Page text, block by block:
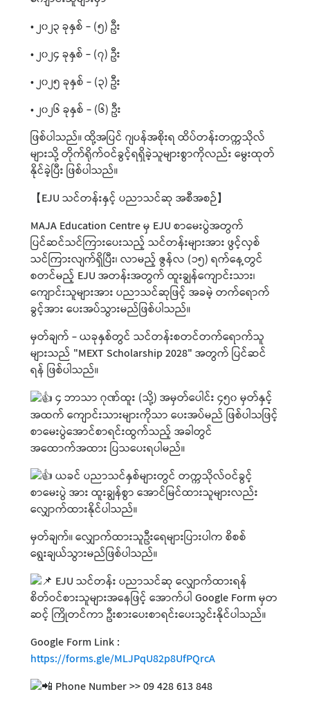
• ၂၀၂၃ ခုနှစ် - (၅) ဦး
• ၂၀၂၄ ခုနှစ် - (၇) ဦး
• ၂၀၂၅ ခုနှစ် - (၃) ဦး
• ၂၀၂၆ ခုနှစ် - (၆) ဦး
ဖြစ်ပါသည်။ ထို့အပြင် ဂျပန်အစိုးရ ထိပ်တန်းတက္ကသိုလ်
များသို့ တိုက်ရိုက်ဝင်ခွင့်ရရှိခဲ့သူများစွာကိုလည်း မွေးထုတ်
နိုင်ခဲ့ပြီး ဖြစ်ပါသည်။
【EJU သင်တန်းနှင့် ပညာသင်ဆု အစီအစဉ်】
MAJA Education Centre မှ EJU စာမေးပွဲအတွက်
ပြင်ဆင်သင်ကြားပေးသည့် သင်တန်းများအား ဖွင့်လှစ်
သင်ကြားလျက်ရှိပြီး၊ လာမည့် ဇွန်လ (၁၅) ရက်နေ့တွင်
စတင်မည့် EJU အတန်းအတွက် ထူးချွန်ကျောင်းသား၊
ကျောင်းသူများအား ပညာသင်ဆုဖြင့် အခမဲ့ တက်ရောက်
ခွင့်အား ပေးအပ်သွားမည်ဖြစ်ပါသည်။
မှတ်ချက် - ယခုနှစ်တွင် သင်တန်းစတင်တက်ရောက်သူ
များသည် "MEXT Scholarship 2028" အတွက် ပြင်ဆင်
ရန် ဖြစ်ပါသည်။
၄ ဘာသာ ဂုဏ်ထူး (သို့) အမှတ်ပေါင်း ၄၅၀ မှတ်နှင့်
အထက် ကျောင်းသားများကိုသာ ပေးအပ်မည် ဖြစ်ပါသဖြင့်
စာမေးပွဲအောင်စာရင်းထွက်သည့် အခါတွင်
အထောက်အထား ပြသပေးရပါမည်။
ယခင် ပညာသင်နှစ်များတွင် တက္ကသိုလ်ဝင်ခွင့်
စာမေးပွဲ အား ထူးချွန်စွာ အောင်မြင်ထားသူများလည်း
လျှောက်ထားနိုင်ပါသည်။
မှတ်ချက်။ လျှောက်ထားသူဦးရေများပြားပါက စိစစ်
ရွေးချယ်သွားမည်ဖြစ်ပါသည်။
EJU သင်တန်း ပညာသင်ဆု‌ လျှောက်ထားရန်
စိတ်ဝင်စားသူများအနေဖြင့် အောက်ပါ Google Form မှတ
ဆင့် ကြိုတင်ကာ ဦးစားပေးစာရင်းပေးသွင်းနိုင်ပါသည်။
Google Form Link :
https://forms.gle/MLJPqU82p8UfPQrcA
Phone Number >> 09 428 613 848